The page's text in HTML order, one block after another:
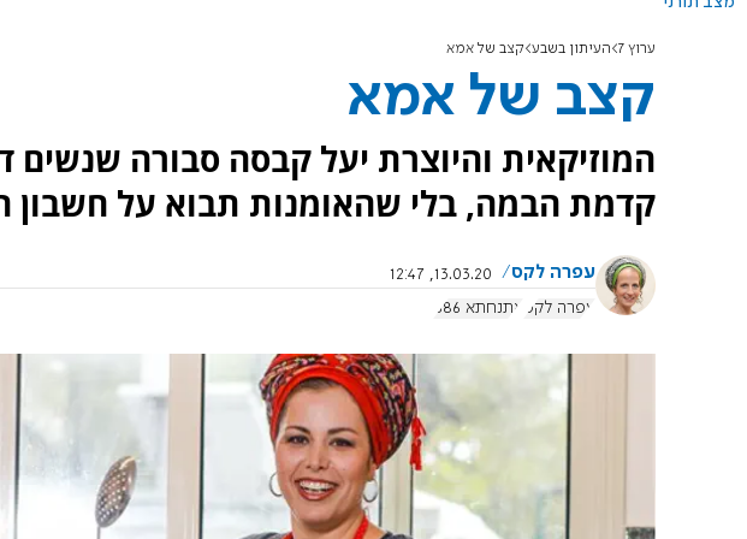
ערוץ 7 העיתון בשבע קצב של אמא
קצב של אמא
המוזיקאית והיוצרת יעל קבסה סבורה שנשים
קדמת הבמה, בלי שהאומנות תבוא על
עפרה לקס
13.03.20, 12:47
עפרה לקס אתנחתא 886